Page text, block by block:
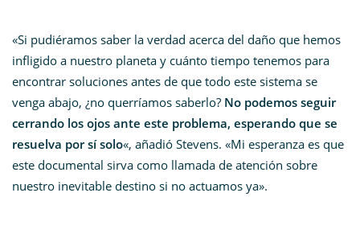
«Si pudiéramos saber la verdad acerca del daño que hemos
infligido a nuestro planeta y cuánto tiempo tenemos para
encontrar soluciones antes de que todo este sistema se
venga abajo, ¿no querríamos saberlo? No podemos seguir
cerrando los ojos ante este problema, esperando que se
resuelva por sí solo«, añadió Stevens. «Mi esperanza es que
este documental sirva como llamada de atención sobre
nuestro inevitable destino si no actuamos ya».